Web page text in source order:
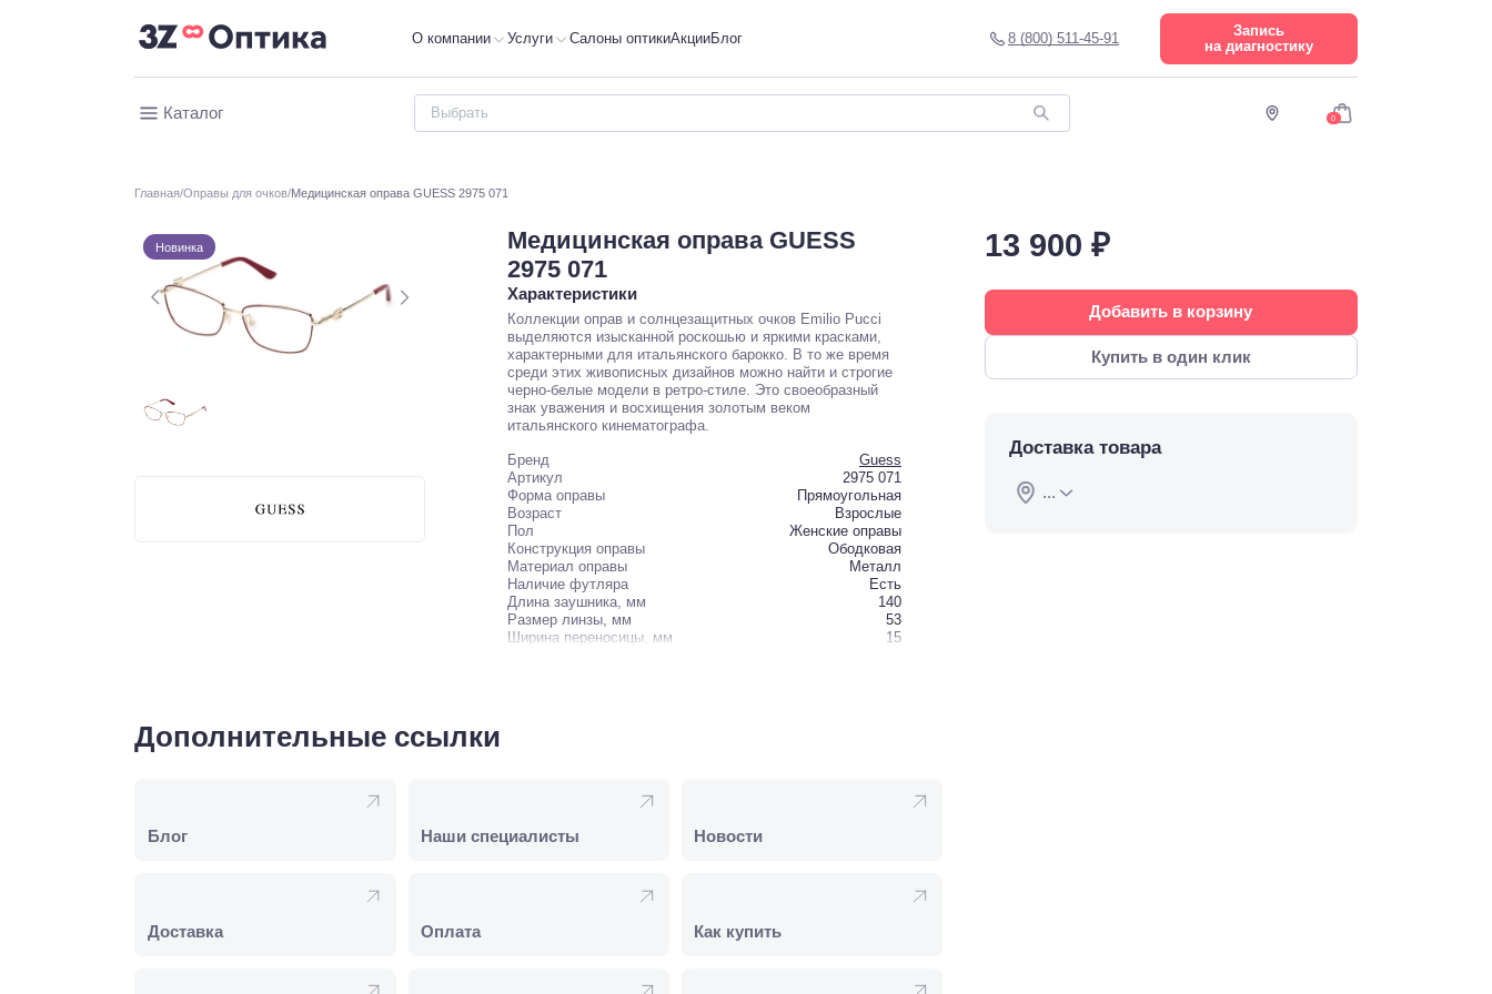
О компании Услуги Салоны оптикиАкцииБлог 8 (800) 511-45-91
Запись
на диагностику
Каталог 0
Главная Оправы для очков Медицинская оправа GUESS 2975 071
Новинка
Медицинская оправа GUESS
2975 071
Характеристики
Коллекции оправ и солнцезащитных очков Emilio Pucci
выделяются изысканной роскошью и яркими красками,
характерными для итальянского барокко. В то же время
среди этих живописных дизайнов можно найти и строгие
черно-белые модели в ретро-стиле. Это своеобразный
знак уважения и восхищения золотым веком
итальянского кинематографа.
Бренд
Guess
Артикул
2975 071
Форма оправы
Прямоугольная
Возраст
Взрослые
Пол
Женские оправы
Конструкция оправы
Ободковая
Материал оправы
Металл
Наличие футляра
Есть
Длина заушника, мм
140
Размер линзы, мм
53
Ширина переносицы, мм
15
13 900 ₽
Добавить в корзину
Купить в один клик
Доставка товара
...
Дополнительные ссылки
Блог Наши специалисты Новости
Доставка Оплата Как купить